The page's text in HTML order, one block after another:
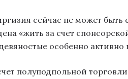
сейчас не может быть
«жить за счет
особенно активно
полуподпольной